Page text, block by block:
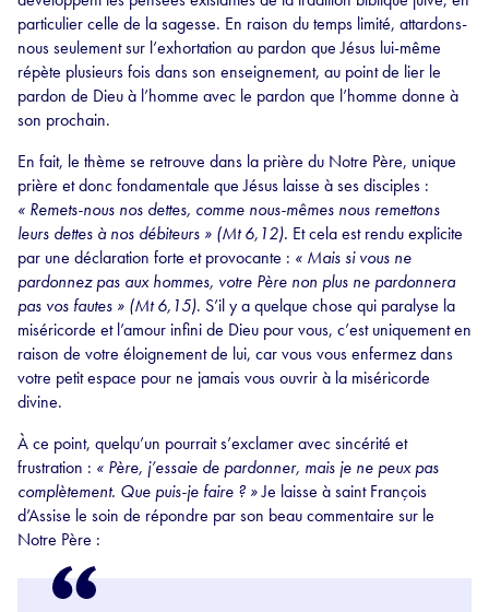
particulier celle de la sagesse. En raison du temps limité, attardons-
nous seulement sur l’exhortation au pardon que Jésus lui-même
répète plusieurs fois dans son enseignement, au point de lier le
pardon de Dieu à l’homme avec le pardon que l’homme donne à
son prochain.
En fait, le thème se retrouve dans la prière du Notre Père, unique
prière et donc fondamentale que Jésus laisse à ses disciples :
« Remets-nous nos dettes, comme nous-mêmes nous remettons
leurs dettes à nos débiteurs » (Mt 6,12). Et cela est rendu explicite
par une déclaration forte et provocante : « Mais si vous ne
pardonnez pas aux hommes, votre Père non plus ne pardonnera
pas vos fautes » (Mt 6,15). S’il y a quelque chose qui paralyse la
miséricorde et l’amour infini de Dieu pour vous, c’est uniquement en
raison de votre éloignement de lui, car vous vous enfermez dans
votre petit espace pour ne jamais vous ouvrir à la miséricorde
divine.
À ce point, quelqu’un pourrait s’exclamer avec sincérité et
frustration : « Père, j’essaie de pardonner, mais je ne peux pas
complètement. Que puis-je faire ? »Je laisse à saint François
d’Assise le soin de répondre par son beau commentaire sur le
Notre Père :